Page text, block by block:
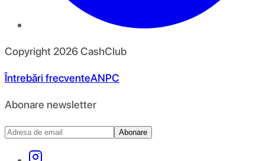
Copyright 2026CashClub
Întrebări frecventeANPC
Abonare newsletter
Abonare